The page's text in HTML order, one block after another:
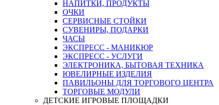
НАПИТКИ, ПРОДУКТЫ
ОЧКИ
СЕРВИСНЫЕ СТОЙКИ
СУВЕНИРЫ, ПОДАРКИ
ЧАСЫ
ЭКСПРЕСС - МАНИКЮР
ЭКСПРЕСС - УСЛУГИ
ЭЛЕКТРОНИКА, БЫТОВАЯ ТЕХНИКА
ЮВЕЛИРНЫЕ ИЗДЕЛИЯ
ПАВИЛЬОНЫ ДЛЯ ТОРГОВОГО ЦЕНТРА
ТОРГОВЫЕ МОДУЛИ
ДЕТСКИЕ ИГРОВЫЕ ПЛОЩАДКИ